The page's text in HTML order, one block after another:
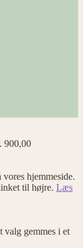
900,00
hjemmeside.
til højre. Læs
gemmes i et